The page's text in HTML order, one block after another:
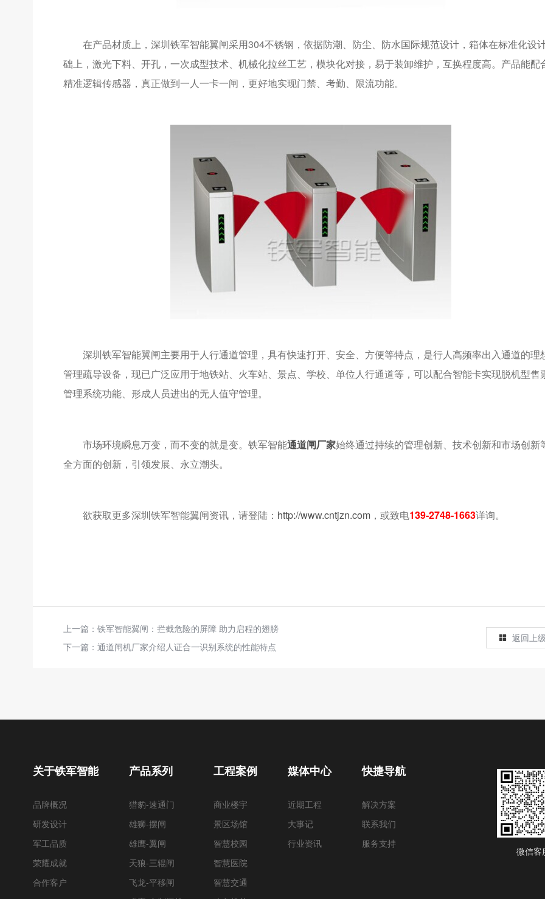
在产品材质上，深圳铁军智能翼闸采用304不锈钢，依据防潮、防尘、防水国际规范设计，箱体在标准化设
础上，激光下料、开孔，一次成型技术、机械化拉丝工艺，模块化对接，易于装卸维护，互换程度高。产品能配
精准逻辑传感器，真正做到一人一卡一闸，更好地实现门禁、考勤、限流功能。
深圳铁军智能翼闸主要用于人行通道管理，具有快速打开、安全、方便等特点，是行人高频率出入通道的理
管理疏导设备，现已广泛应用于地铁站、火车站、景点、学校、单位人行通道等，可以配合智能卡实现脱机型售
管理系统功能、形成人员进出的无人值守管理。
市场环境瞬息万变，而不变的就是变。铁军智能通道闸厂家始终通过持续的管理创新、技术创新和市场创新
全方面的创新，引领发展、永立潮头。
欲获取更多深圳铁军智能翼闸资讯，请登陆： http://www.cntjzn.com，或致电139-2748-1663详询。
上一篇： 铁军智能翼闸：拦截危险的屏障 助力启程的翅膀
下一篇： 通道闸机厂家介绍人证合一识别系统的性能特点
返回上级
关于铁军智能
品牌概况
研发设计
军工品质
荣耀成就
合作客户
产品系列
猎豹-速通门
雄狮-摆闸
雄鹰-翼闸
天狼-三辊闸
飞龙-平移闸
工程案例
商业楼宇
景区场馆
智慧校园
智慧医院
智慧交通
媒体中心
近期工程
大事记
行业资讯
快捷导航
解决方案
联系我们
服务支持
微信客